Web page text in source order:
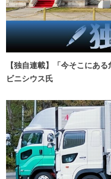
【独自連載】「今そこにあ
ビニシウス氏